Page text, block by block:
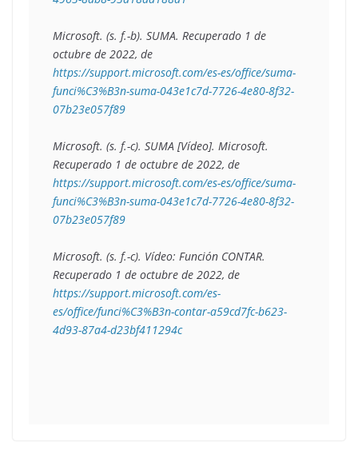
Microsoft. (s. f.-b). SUMA. Recuperado 1 de
https://support.microsoft.com/es-es/office/suma-
funci%C3%B3n-suma-043e1c7d-7726-4e80-8f32-
07b23e057f89
Microsoft. (s. f.-c). SUMA [Vídeo]. Microsoft.
https://support.microsoft.com/es-es/office/suma-
funci%C3%B3n-suma-043e1c7d-7726-4e80-8f32-
07b23e057f89
Microsoft. (s. f.-c). Vídeo: Función CONTAR.
https://support.microsoft.com/es-
es/office/funci%C3%B3n-contar-a59cd7fc-b623-
4d93-87a4-d23bf411294c